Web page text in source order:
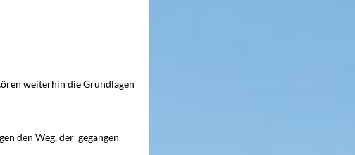
weiterhin die Grundlagen
Weg, der gegangen